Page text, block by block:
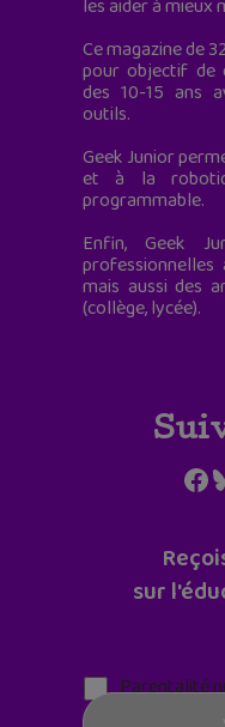
les aider à mieux
Ce magazine de
pour objectif de
des 10-15 ans
outils.
Geek Junior
et à la
programmable.
Enfin, Geek
professionnelles
mais aussi des
(collège, lycée).
sur
Parentalité